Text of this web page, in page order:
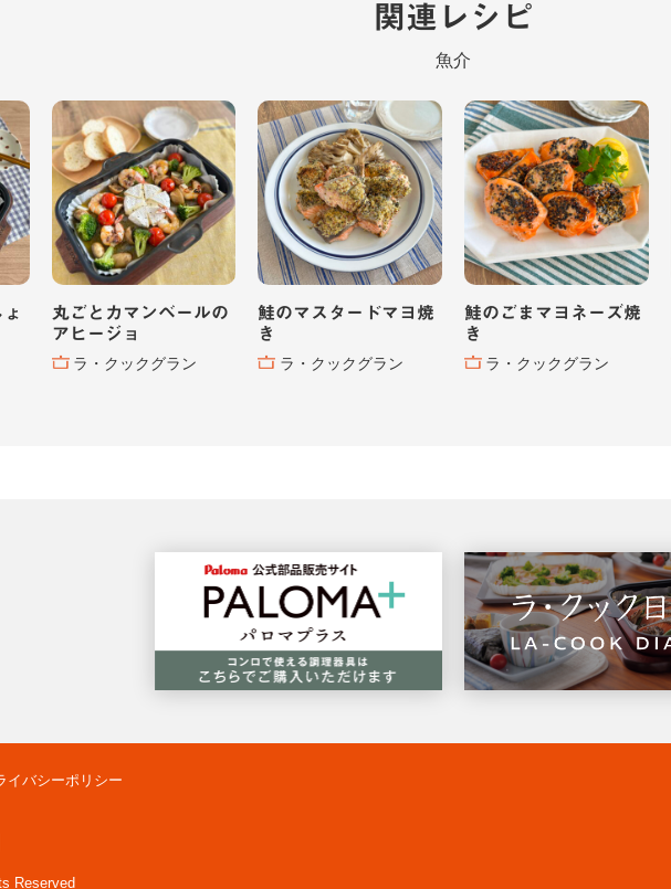
関連レシピ
魚介
丸ごとカマンベールの
アヒージョ
ラ・クックグラン
鮭のマスタードマヨ焼
き
ラ・クックグラン
鮭のごまマヨネーズ焼
き
ラ・クックグラン
イバシーポリシー
Reserved